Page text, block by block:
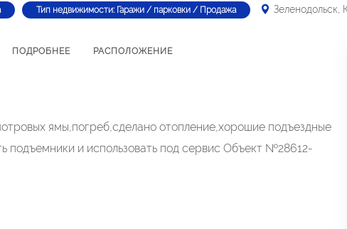
Тип недвижимости: Гаражи / парковки / Продажа Зеленодольск,
ПОДРОБНЕЕ РАСПОЛОЖЕНИЕ
ямы,погреб,сделано отопление,хорошие подъездные
подъемники и использовать под сервис Объект №28612-